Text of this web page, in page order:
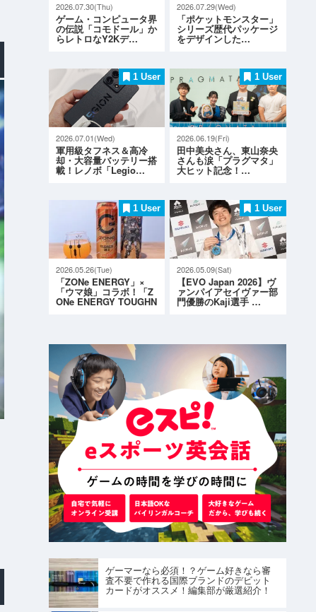
2026.07.30(Thu)
ゲーム・コンピュータ界
の伝説「コモドール」か
らレトロなY2Kデ…
2026.07.29(Wed)
「ポケットモンスター」
シリーズ歴代パッケージ
をデザインした…
1 User
2026.07.01(Wed)
軍用級タフネス＆高冷
却・大容量バッテリー搭
載！レノボ「Legio…
1 User
2026.06.19(Fri)
田中美央さん、東山奈央
さんも涙「プラグマタ」
大ヒット記念！…
1 User
2026.05.26(Tue)
「ZONe ENERGY」×
「ウマ娘」コラボ！「Z
ONe ENERGY TOUGHN
1 User
2026.05.09(Sat)
【EVO Japan 2026】ヴ
ァンパイアセイヴァー部
門優勝のKaji選手 …
ゲーマーなら必須！？ゲーム好きなら審
査不要で作れる国際ブランドのデビット
カードがオススメ！編集部が厳選紹介！